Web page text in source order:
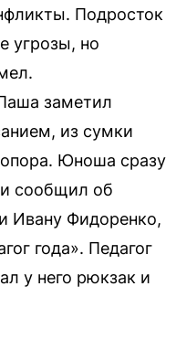
Подросток
угрозы, но
заметил
из сумки
Юноша сразу
и сообщил об
Ивану Фидоренко,
года». Педагог
у него рюкзак и